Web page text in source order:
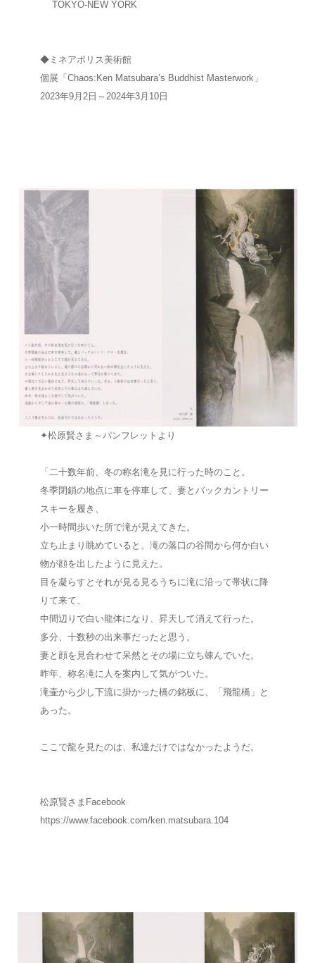
TOKYO-NEW YORK
◆ミネアポリス美術館
個展「Chaos:Ken Matsubara’s Buddhist Masterwork」
2023年9月2日～2024年3月10日
✦松原賢さま～パンフレットより
「二十数年前、冬の称名滝を見に行った時のこと。
冬季閉鎖の地点に車を停車して、妻とバックカントリー
スキーを履き、
小一時間歩いた所で滝が見えてきた。
立ち止まり眺めていると、滝の落口の谷間から何か白い
物が顔を出したように見えた。
目を凝らすとそれが見る見るうちに滝に沿って帯状に降
りて来て、
中間辺りで白い龍体になり、昇天して消えて行った。
多分、十数秒の出来事だったと思う。
妻と顔を見合わせて呆然とその場に立ち竦んでいた。
昨年、称名滝に人を案内して気がついた。
滝壷から少し下流に掛かった橋の銘板に、「飛龍橋」と
あった。
ここで龍を見たのは、私達だけではなかったようだ。
松原賢さまFacebook
https://www.facebook.com/ken.matsubara.104